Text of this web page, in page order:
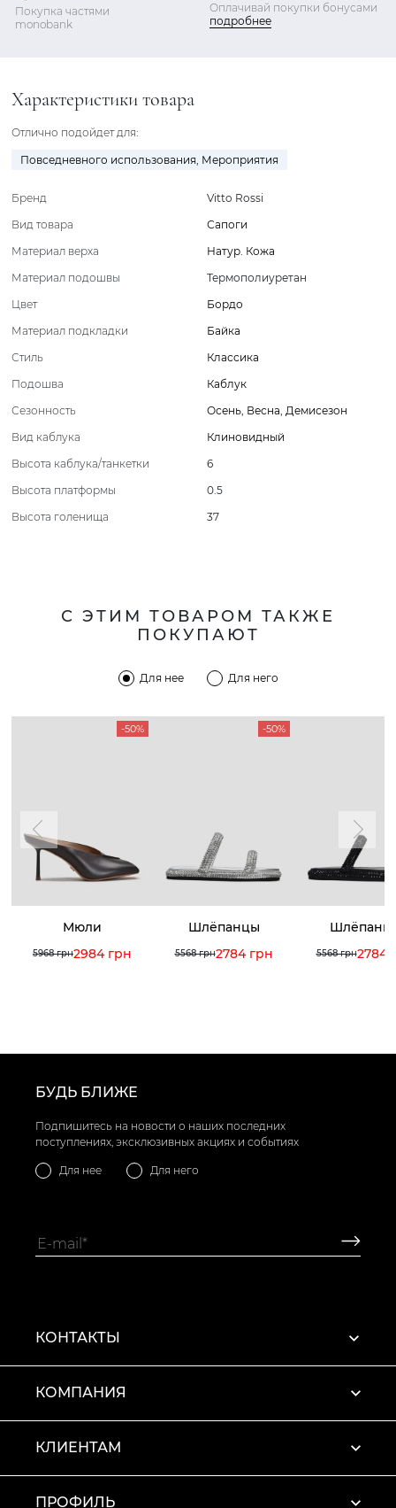
Покупка частями
monobank
Оплачивай покупки бонусами
подробнее
Характеристики товара
Отлично подойдет для:
Повседневного использования, Мероприятия
Бренд
Vitto Rossi
Вид товара
Сапоги
Материал верха
Натур. Кожа
Материал подошвы
Термополиуретан
Цвет
Бордо
Материал подкладки
Байка
Стиль
Классика
Подошва
Каблук
Сезонность
Осень, Весна, Демисезон
Вид каблука
Клиновидный
Высота каблука/танкетки
6
Высота платформы
0.5
Высота голенища
37
С ЭТИМ ТОВАРОМ ТАКЖЕ
ПОКУПАЮТ
Для нее Для него
-50%
Мюли
5968 грн2984 грн
-50%
Шлёпанцы
5568 грн2784 грн 5568 грн2784
БУДЬ БЛИЖЕ
Подпишитесь на новости о наших последних
поступлениях, эксклюзивных акциях и событиях
Для нее Для него
КОНТАКТЫ
КОМПАНИЯ
КЛИЕНТАМ
ПРОФИЛЬ